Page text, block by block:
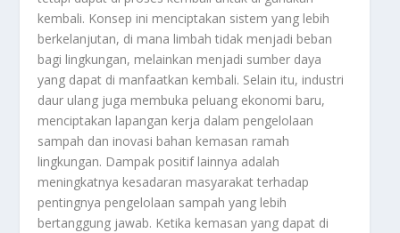
kembali. Konsep ini menciptakan sistem yang lebih
berkelanjutan, di mana limbah tidak menjadi beban
bagi lingkungan, melainkan menjadi sumber daya
yang dapat di manfaatkan kembali. Selain itu, industri
daur ulang juga membuka peluang ekonomi baru,
menciptakan lapangan kerja dalam pengelolaan
sampah dan inovasi bahan kemasan ramah
lingkungan. Dampak positif lainnya adalah
meningkatnya kesadaran masyarakat terhadap
pentingnya pengelolaan sampah yang lebih
bertanggung jawab. Ketika kemasan yang dapat di